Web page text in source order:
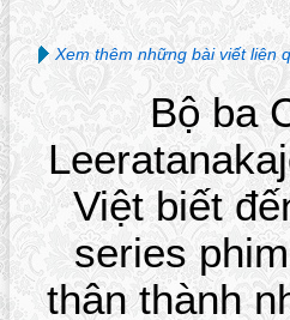
Xem thêm những bài viết liên
Bộ ba
Việt biết
series
thân thành